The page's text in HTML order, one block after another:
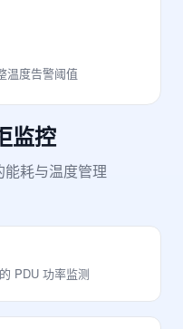
温度告警阈值
监控
耗与温度管理
PDU 功率监测